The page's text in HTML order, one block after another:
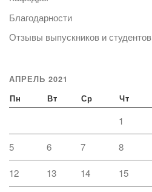
Благодарности
Отзывы выпускников и студентов
АПРЕЛЬ 2021
Пн Вт Ср Чт
1
5 6 7 8
12 13 14 15